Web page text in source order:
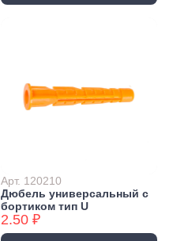
Арт. 120210
Дюбель универсальный с
бортиком тип U
2.50 ₽